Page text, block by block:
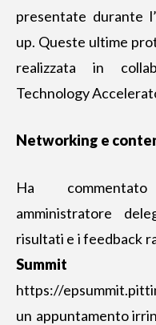
presentate durante
up. Queste ultime
realizzata in
Technology
Networking e
Ha
amministratore
risultati e i feedback
Summit
https://
un appuntamento